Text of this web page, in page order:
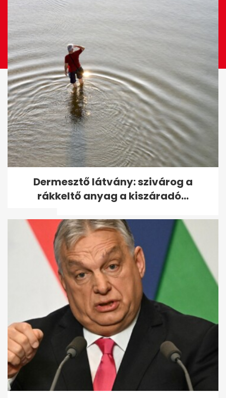
Londoni kutatók: hiába lesz
vakcina, csak pár hónapos
védelmet...
Egy Down-szindrómás kislány
örökbefogadásának
szívmelengető...
Dermesztő látvány: szivárog a
rákkeltő anyag a kiszáradó...